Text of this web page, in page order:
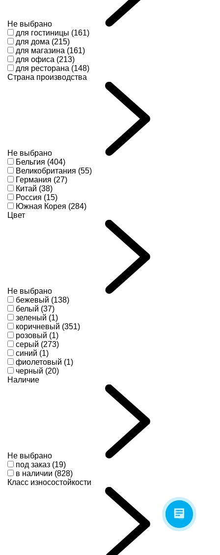
Не выбрано
для гостиницы (161)
для дома (215)
для магазина (161)
для офиса (213)
для ресторана (148)
Страна производства
Не выбрано
Бельгия (404)
Великобритания (55)
Германия (27)
Китай (38)
Россия (15)
Южная Корея (284)
Цвет
Не выбрано
бежевый (138)
белый (37)
зеленый (1)
коричневый (351)
розовый (1)
серый (273)
синий (1)
фиолетовый (1)
черный (20)
Наличие
Не выбрано
под заказ (19)
в наличии (828)
Класс износостойкости